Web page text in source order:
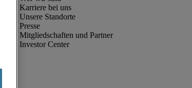
Karriere bei uns
Unsere Standorte
Presse
Mitgliedschaften und Partner
Investor Center